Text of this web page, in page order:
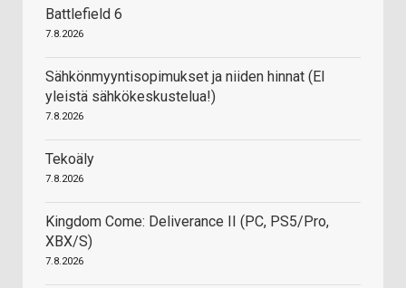
Battlefield 6
7.8.2026
Sähkönmyyntisopimukset ja niiden hinnat (EI
yleistä sähkökeskustelua!)
7.8.2026
Tekoäly
7.8.2026
Kingdom Come: Deliverance II (PC, PS5/Pro,
XBX/S)
7.8.2026